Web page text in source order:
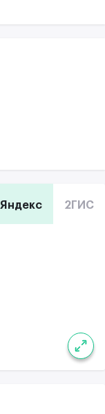
Яндекс 2ГИС